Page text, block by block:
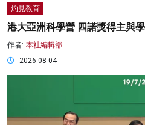
灼見教育
港大亞洲科學營 四諾獎得主與
作者: 本社編輯部
2026-08-04